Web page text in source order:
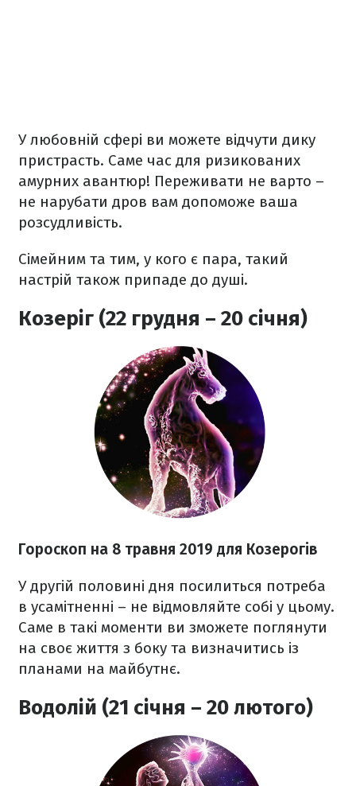
У любовній сфері ви можете відчути дику
пристрасть. Саме час для ризикованих
амурних авантюр! Переживати не варто –
не нарубати дров вам допоможе ваша
розсудливість.
Сімейним та тим, у кого є пара, такий
настрій також припаде до душі.
Козеріг (22 грудня – 20 січня)
Гороскоп на 8 травня 2019 для Козерогів
У другій половині дня посилиться потреба
в усамітненні – не відмовляйте собі у цьому.
Саме в такі моменти ви зможете поглянути
на своє життя з боку та визначитись із
планами на майбутнє.
Водолій (21 січня – 20 лютого)